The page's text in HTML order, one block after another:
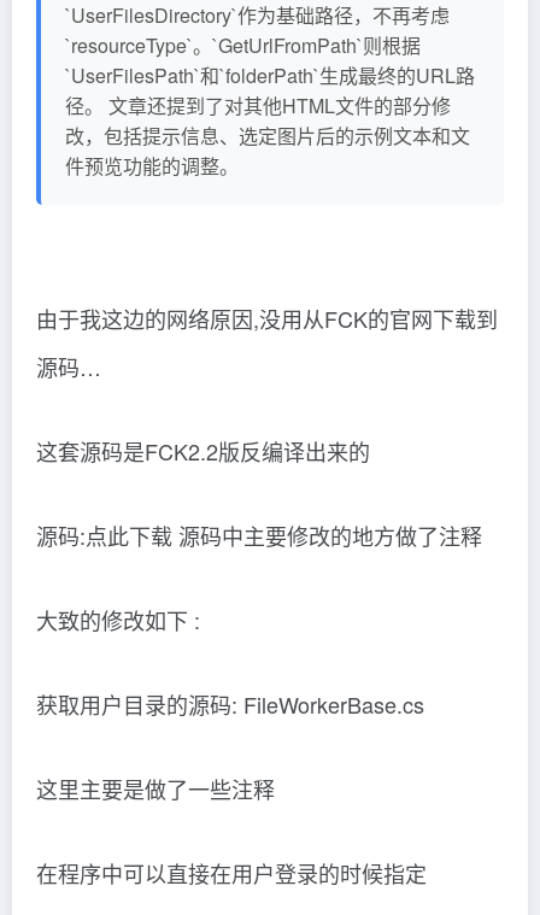
`UserFilesDirectory`作为基础路径，不再考虑
`resourceType`。`GetUrlFromPath`则根据
`UserFilesPath`和`folderPath`生成最终的URL路
径。 文章还提到了对其他HTML文件的部分修
改，包括提示信息、选定图片后的示例文本和文
件预览功能的调整。
由于我这边的网络原因,没用从FCK的官网下载到
源码…
这套源码是FCK2.2版反编译出来的
源码:点此下载 源码中主要修改的地方做了注释
大致的修改如下 :
获取用户目录的源码: FileWorkerBase.cs
这里主要是做了一些注释
在程序中可以直接在用户登录的时候指定